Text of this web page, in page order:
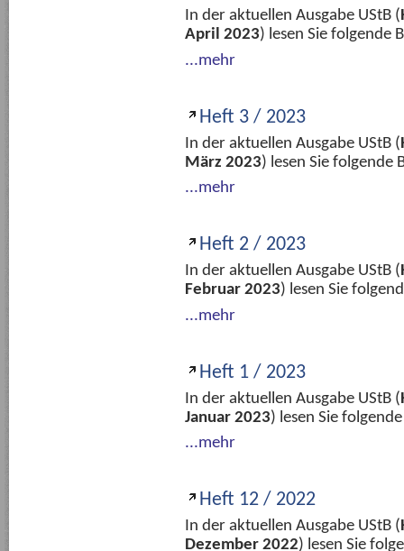
In der aktuellen Ausgabe UStB (
April 2023) lesen Sie folgende
...mehr
Heft 3 / 2023
In der aktuellen Ausgabe UStB (
März 2023) lesen Sie folgende
...mehr
Heft 2 / 2023
In der aktuellen Ausgabe UStB (
Februar 2023) lesen Sie
...mehr
Heft 1 / 2023
In der aktuellen Ausgabe UStB (
Januar 2023) lesen Sie
...mehr
Heft 12 / 2022
In der aktuellen Ausgabe UStB (
Dezember 2022) lesen Sie